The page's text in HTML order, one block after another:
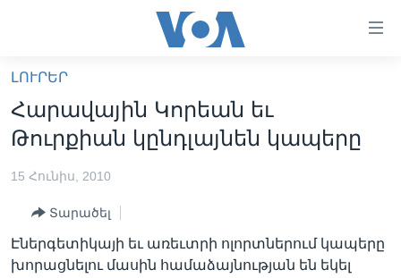
հիմնական
բովանդակությանը
անցնել
հիմնական
բովանդակությանը
բովանդակություն
ԼՈՒՐԵՐ
ՖԻԼՄԵՐ
ՖԻԼՄԵՐ
ՄԵՐ ՄԱՍԻՆ
ԼՈՒՐԵՐ
Հարավային Կորեան եւ
Թուրքիան կընդլայնեն կապերը
15 Հունիս, 2010
Տարածել
Էներգետիկայի եւ առեւտրի ոլորտներում կապերը
խորացնելու մասին համաձայնության են եկել